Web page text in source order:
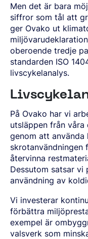
Men det är bara
siffror som tål att
ger Ovako ut
oberoende tredje
standarden ISO
livscykelanalys.
På Ovako har vi
utsläppen från våra
genom att använda
skrotanvändningen
återvinna
Dessutom satsar vi
användning av
Vi investerar
förbättra
exempel är
valsverk som